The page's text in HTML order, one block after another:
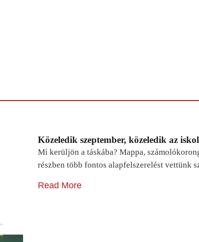
Közeledik szeptember, közeledik az
Mi kerüljön a táskába? Mappa,
részben több fontos alapfelszerelést vettünk
Read More